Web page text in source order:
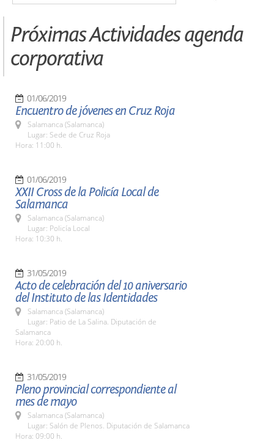
Próximas Actividades agenda
corporativa
01/06/2019
Encuentro de jóvenes en Cruz Roja
Salamanca (Salamanca)
Lugar: Sede de Cruz Roja
Hora: 11:00 h.
01/06/2019
XXII Cross de la Policía Local de
Salamanca
Salamanca (Salamanca)
Lugar: Policía Local
Hora: 10:30 h.
31/05/2019
Acto de celebración del 10 aniversario
del Instituto de las Identidades
Salamanca (Salamanca)
Lugar: Patio de La Salina. Diputación de
Salamanca
Hora: 20:00 h.
31/05/2019
Pleno provincial correspondiente al
mes de mayo
Salamanca (Salamanca)
Lugar: Salón de Plenos. Diputación de Salamanca
Hora: 09:00 h.